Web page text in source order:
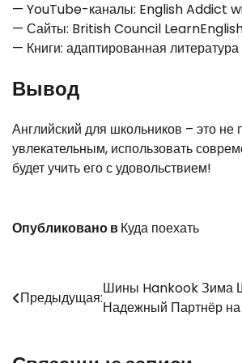
— YouTube-каналы: English Addict
— Сайты: British Council
— Книги: адаптированная
Вывод
Английский для школьников – это
увлекательным, использовать
будет учить его с удовольствием!
Опубликовано вКуда поехать
Навигация
записям
Предыдущая:
Шины Hankook Зима
Надежный Партнёр